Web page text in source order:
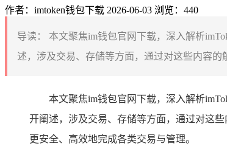
作者：imtoken钱包下载 2026-06-03 浏览：440
导读：
本文聚焦im钱包官网下载，深入解析
述，涉及交易、存储等方面，通过对这些内容的
本文聚焦im钱包官网下载，深入解析
开阐述，涉及交易、存储等方面，通过对这
更安全、高效地完成各类交易与管理。